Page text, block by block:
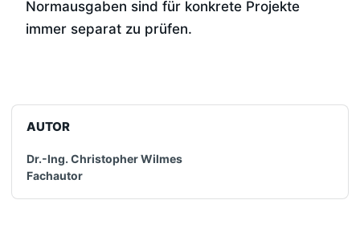
Normausgaben sind für konkrete Projekte
immer separat zu prüfen.
AUTOR
Dr.-Ing. Christopher Wilmes
Fachautor